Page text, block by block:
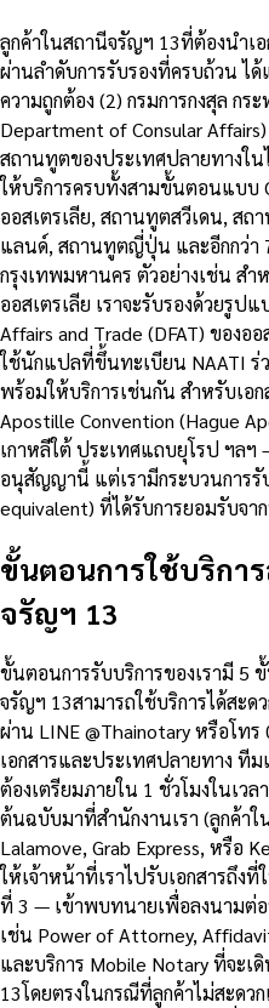
ลูกค้าในสถานีจรัญฯ 13ที่ต้องนำเ
ผ่านลำดับการรับรองที่ครบถ้วน ไ
ความถูกต้อง (2) กรมการกงสุล กร
Department of Consular
สถานทูตของประเทศปลายทางใ
ให้บริการครบทั้งสามขั้นตอนแบบ
ออสเตรเลีย, สถานทูตสวีเดน, ส
แลนด์, สถานทูตญี่ปุ่น และอีกกว่า
กรุงเทพมหานคร ตัวอย่างเช่น สำ
ออสเตรเลีย เราจะรับรองด้วยรู
Affairs and Trade (DFAT) ของอ
ใช้นักแปลที่ขึ้นทะเบียน NAATI ร่
พร้อมให้บริการเช่นกัน สำหรับเอ
Apostille Convention (Hague
เกาหลีใต้ ประเทศแถบยุโรป ฯลฯ
อนุสัญญานี้ แต่เรามีกระบวนการรั
equivalent) ที่ได้รับการยอมรับจา
ขั้นตอนการใช้บริกา
จรัญฯ 13
ขั้นตอนการรับบริการของเรามี 5
จรัญฯ 13สามารถใช้บริการได้สะ
ผ่าน LINE @Thainotary หรือโท
เอกสารและประเทศปลายทาง ทีม
ต้องเตรียมภายใน 1 ชั่วโมงในเว
ต้นฉบับมาที่สำนักงานเรา (ลูกค้า
Lalamove, Grab Express, หรือ
ให้เจ้าหน้าที่เราไปรับเอกสารถึง
ที่ 3 — เข้าพบทนายเพื่อลงนามต่
เช่น Power of Attorney,
และบริการ Mobile Notary ที่จะ
13โดยตรงในกรณีที่ลูกค้าไม่สะด